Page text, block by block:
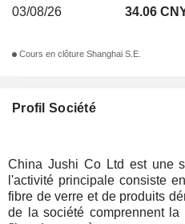
Profil Société
China Jushi Co Ltd est une
l'activité principale consiste
fibre de verre et de produits
de la société comprennent
03/08/26
34.06
Cours en clôture Shanghai S.E.